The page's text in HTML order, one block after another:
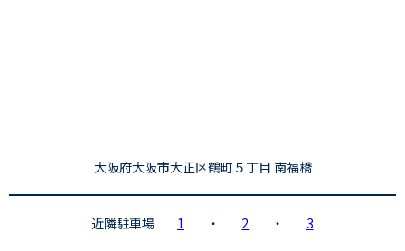
大阪府大阪市大正区鶴町５丁目 南福橋
近隣駐車場 1 ・ 2 ・ 3